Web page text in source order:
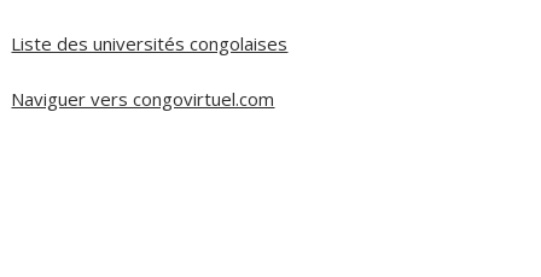
Liste des universités congolaises
Naviguer vers congovirtuel.com